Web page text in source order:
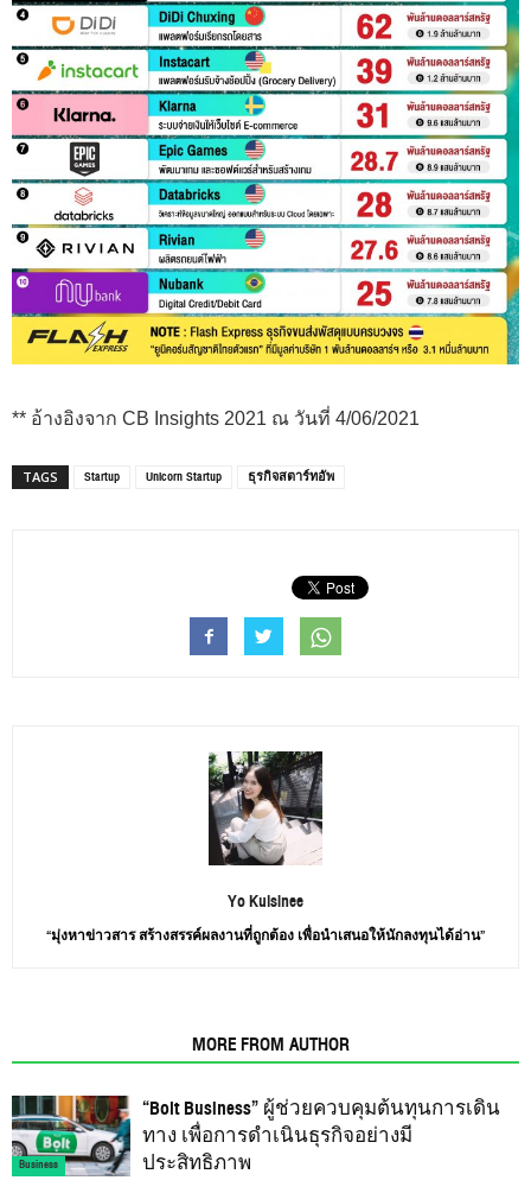
** อ้างอิงจาก CB Insights 2021 ณ วันที่ 4/06/2021
TAGS Startup Unicorn Startup ธุรกิจสตาร์ทอัพ
Yo Kulsinee
“มุ่งหาข่าวสาร สร้างสรรค์ผลงานที่ถูกต้อง เพื่อนำเสนอให้นักลงทุนได้อ่าน”
MORE FROM AUTHOR
Business
“Bolt Business” ผู้ช่วยควบคุมต้นทุนการเดิน
ทาง เพื่อการดำเนินธุรกิจอย่างมี
ประสิทธิภาพ